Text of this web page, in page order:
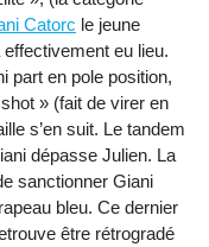
Catorc le jeune
eu lieu.
part en pole position,
» (fait de virer en
s’en suit. Le tandem
dépasse Julien. La
sanctionner Giani
bleu. Ce dernier
être rétrogradé